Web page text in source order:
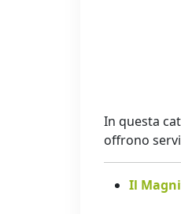
In questa
offrono
Il